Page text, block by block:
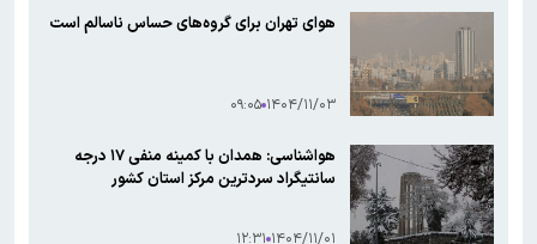
هوای تهران برای گروه‌های حساس ناسالم است
۱۴۰۴/۱۱/۰۳ ۰۹:۰۵
هواشناسی: همدان با کمینه منفی ۱۷ درجه
سانتیگراد سردترین مرکز استان کشور
۱۴۰۴/۱۱/۰۱ ۱۲:۳۱